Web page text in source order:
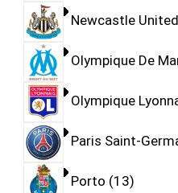
Newcastle United
Olympique De
Olympique
Paris Saint-
Porto 13